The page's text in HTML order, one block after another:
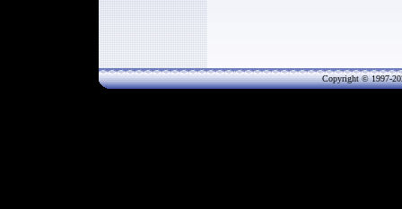
Copyright © 1997-